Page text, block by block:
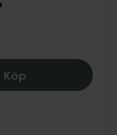
KöpResource Activ